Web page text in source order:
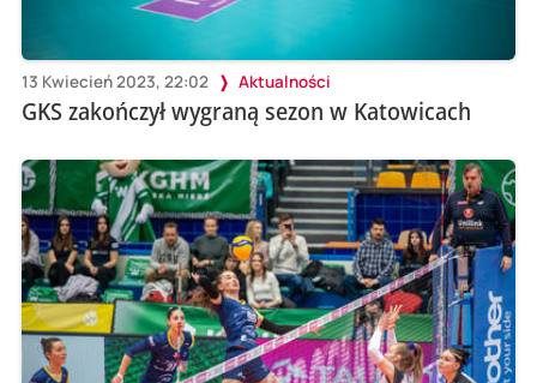
13 Kwiecień 2023, 22:02 Aktualności
GKS zakończył wygraną sezon w Katowicach